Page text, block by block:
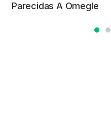
Parecidas A Omegle